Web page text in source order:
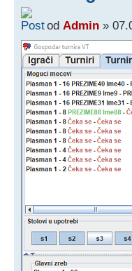
od Admin »